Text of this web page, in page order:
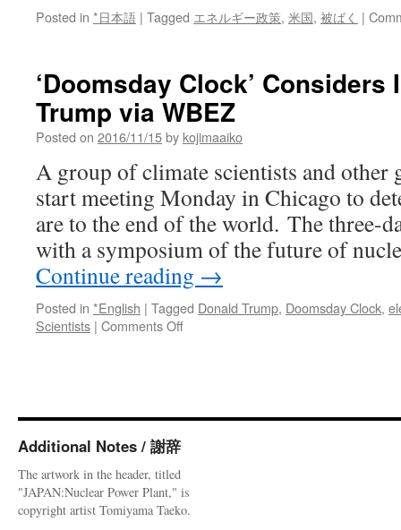
Posted in *日本語 | Tagged エネルギー政策, 米国, 被ばく |
‘Doomsday Clock’
Trump via WBEZ
Posted on 2016/11/15by kojimaaiko
A group of climate scientists and other
start meeting Monday in Chicago to
are to the end of the world. The three-
with a symposium of the future of
Continue reading →
Posted in *English | Tagged Donald Trump, Doomsday Clock,
Scientists | Comments Offon
Of
WBEZ
Additional Notes / 謝辞
The artwork in the header, titled
"JAPAN:Nuclear Power Plant," is
copyright artist Tomiyama Taeko.